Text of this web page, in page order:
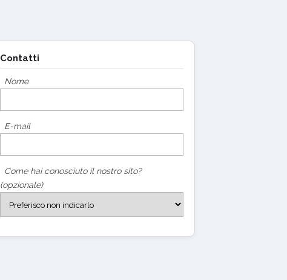
Contatti
Nome
E-mail
Come hai conosciuto il nostro sito?
(opzionale)